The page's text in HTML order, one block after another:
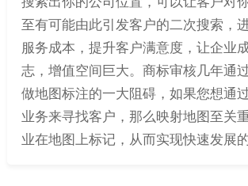
至有可能由此引发客户的二次搜索，
服务成本，提升客户满意度，让企业
志，增值空间巨大。商标审核几年通
做地图标注的一大阻碍，如果您想通
业务来寻找客户，那么映射地图至关
业在地图上标记，从而实现快速发展的